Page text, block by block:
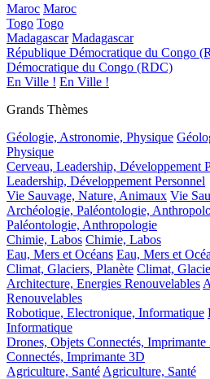
Maroc Maroc
Togo Togo
Madagascar Madagascar
République Démocratique du Congo
Démocratique du Congo (RDC)
En Ville ! En Ville !
Grands Thèmes
Géologie, Astronomie, Physique
Physique
Cerveau, Leadership, Développement
Leadership, Développement Personnel
Vie Sauvage, Nature, Animaux Vie
Archéologie, Paléontologie,
Paléontologie, Anthropologie
Chimie, Labos Chimie, Labos
Eau, Mers et Océans Eau, Mers et
Climat, Glaciers, Planète Climat,
Architecture, Energies Renouvelables
Renouvelables
Robotique, Electronique, Informatique
Informatique
Drones, Objets Connectés, Imprimante
Connectés, Imprimante 3D
Agriculture, Santé Agriculture, Santé